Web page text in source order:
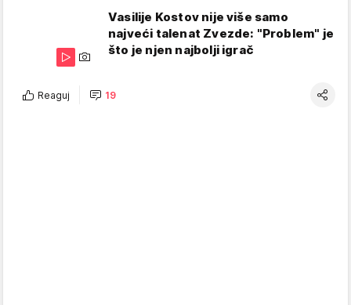
Vasilije Kostov nije više samo
najveći talenat Zvezde: "Problem" je
što je njen najbolji igrač
Reaguj 19